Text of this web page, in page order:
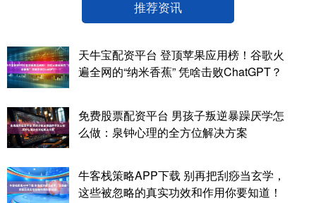
推荐资讯
天牛宝配资平台 登顶苹果应用榜！谷歌火
遍全网的“纳米香蕉” 凭啥击败ChatGPT？
免费股票配资平台 男孩子叛逆暴躁厌学怎
么做：泉钟心理的全方位解决方案
牛客栈策略APP下载 别再把刮痧当玄学，
这些被忽略的真实功效和作用你要知道！